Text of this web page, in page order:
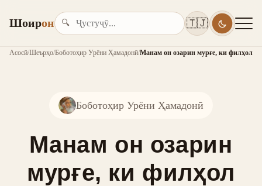
Шоирон 🔍 🇹🇯
Асосӣ/Шеърҳо/Боботоҳир Урёни Ҳамадонӣ/Манам он озарин мурғе, ки филҳол
Боботоҳир Урёни Ҳамадонӣ
Манам он озарин
мурғе, ки филҳол